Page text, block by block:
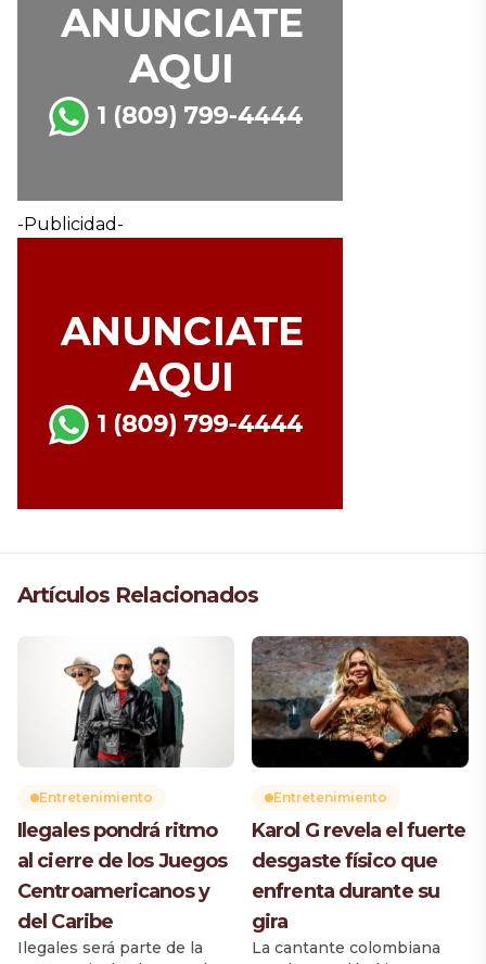
-Publicidad-
Artículos Relacionados
Entretenimiento
Ilegales pondrá ritmo
al cierre de los Juegos
Centroamericanos y
del Caribe
Ilegales será parte de la
Entretenimiento
Karol G revela el fuerte
desgaste físico que
enfrenta durante su
gira
La cantante colombiana